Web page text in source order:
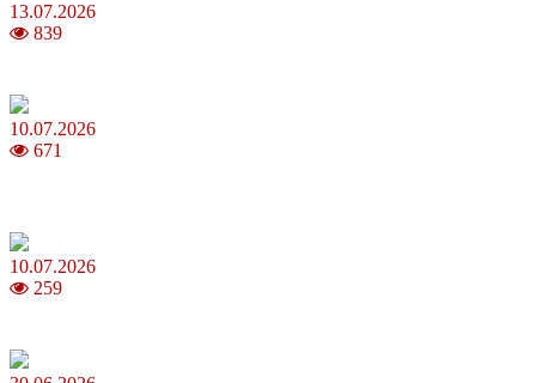
13.07.2026
839
10.07.2026
671
10.07.2026
259